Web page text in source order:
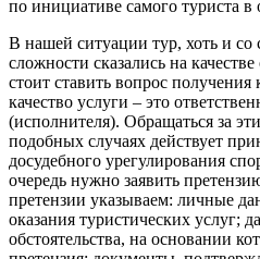
по инициативе самого туриста в
В нашей ситуации тур, хоть и со
сложности сказались на
стоит ставить вопрос
качество услуги – это
(исполнителя). Обращаться за
подобных случаях действует
досудебного урегулирования
очередь нужно заявить
претензии указываем: личные
оказания туристических услуг;
обстоятельства, на основании